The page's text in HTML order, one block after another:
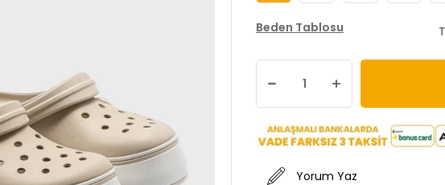
Beden Tablosu
Yorum Yaz